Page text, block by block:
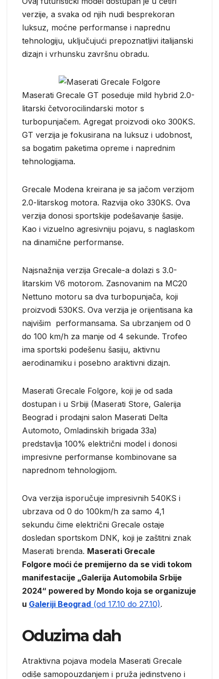
verzije, a svaka od njih nudi besprekoran
luksuz, moćne performanse i naprednu
tehnologiju, uključujući prepoznatljivi italijanski
dizajn i vrhunsku završnu obradu.
Maserati Grecale GT poseduje mild hybrid 2.0-
litarski četvorocilindarski motor s
turbopunjačem. Agregat proizvodi oko 300KS.
GT verzija je fokusirana na luksuz i udobnost,
sa bogatim paketima opreme i naprednim
tehnologijama.
Grecale Modena kreirana je sa jačom verzijom
2.0-litarskog motora. Razvija oko 330KS. Ova
verzija donosi sportskije podešavanje šasije.
Kao i vizuelno agresivniju pojavu, s naglaskom
na dinamične performanse.
Najsnažnija verzija Grecale-a dolazi s 3.0-
litarskim V6 motorom. Zasnovanim na MC20
Nettuno motoru sa dva turbopunjača, koji
proizvodi 530KS. Ova verzija je orijentisana ka
najvišim performansama. Sa ubrzanjem od 0
do 100 km/h za manje od 4 sekunde. Trofeo
ima sportski podešenu šasiju, aktivnu
aerodinamiku i posebno araktivni dizajn.
Maserati Grecale Folgore, koji je od sada
dostupan i u Srbiji (Maserati Store, Galerija
Beograd i prodajni salon Maserati Delta
Automoto, Omladinskih brigada 33a)
predstavlja 100% električni model i donosi
impresivne performanse kombinovane sa
naprednom tehnologijom.
Ova verzija isporučuje impresivnih 540KS i
ubrzava od 0 do 100km/h za samo 4,1
sekundu čime električni Grecale ostaje
dosledan sportskom DNK, koji je zaštitni znak
Maserati brenda. Maserati Grecale
Folgore moći će premijerno da se vidi tokom
manifestacije „Galerija Automobila Srbije
2024“ powered by Mondo koja se organizuje
u Galeriji Beograd (od 17.10 do 27.10).
Oduzima dah
Atraktivna pojava modela Maserati Grecale
odiše samopouzdanjem i pruža jedinstveno i